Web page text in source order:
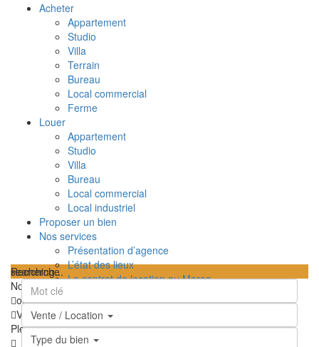
Acheter
Appartement
Studio
Villa
Terrain
Bureau
Local commercial
Ferme
Louer
Appartement
Studio
Villa
Bureau
Local commercial
Local industriel
Proposer un bien
Nos services
Présentation d’agence
L’état des lieux
Le contrat de location au Maroc
Les frais de notaire au Maroc
Contactez-nous
searching...
Nous n'avons trouvé aucun résultat
ouvrir la carte
Vue Feuille de route Satellite
Plein écran Prev Prochain
Recherche
Vente / Location
Type du bien